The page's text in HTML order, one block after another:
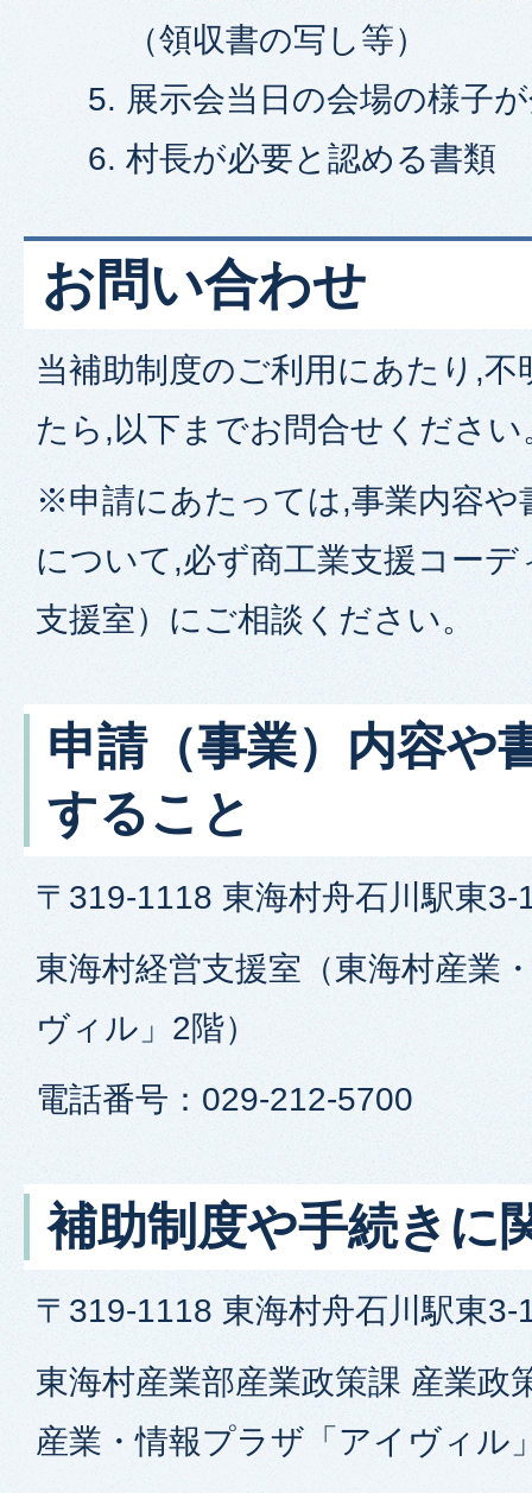
（領収書の写し等）
展示会当日の会場の様子
村長が必要と認める書類
お問い合わせ
当補助制度のご利用にあたり,
たら,以下までお問合せください
※申請にあたっては,事業内容や
について,必ず商工業支援コーデ
支援室）にご相談ください。
申請（事業）内容や
すること
〒319-1118 東海村舟石川駅東3-
東海村経営支援室（東海村産業
ヴィル」2階）
電話番号：029-212-5700
補助制度や手続きに
〒319-1118 東海村舟石川駅東3-
東海村産業部産業政策課 産業政
産業・情報プラザ「アイヴィル